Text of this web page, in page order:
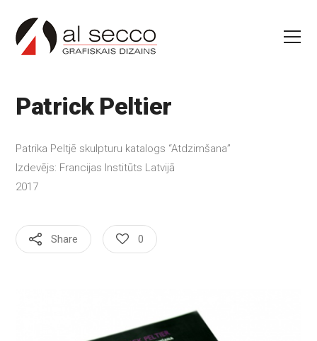
Patrick Peltier
Patrika Peltjē skulpturu katalogs “Atdzimšana”
Izdevējs: Francijas Institūts Latvijā
2017
Share 0